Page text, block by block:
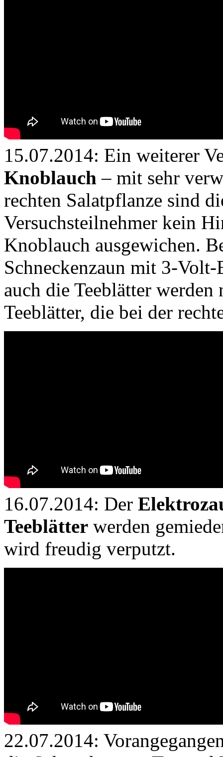
15.07.2014: Ein weiterer
Knoblauch – mit sehr
rechten Salatpflanze sind
Versuchsteilnehmer kein
Knoblauch ausgewichen.
Schneckenzaun mit 3-
auch die Teeblätter
Teeblätter, die bei der
16.07.2014: Der
Teeblätter werden
wird freudig verputzt.
22.07.2014: